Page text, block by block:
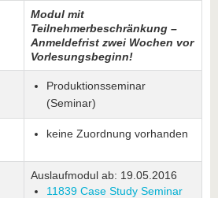
Modul mit
Teilnehmerbeschränkung –
Anmeldefrist zwei Wochen vor
Vorlesungsbeginn!
Produktionsseminar
(Seminar)
keine Zuordnung vorhanden
Auslaufmodul ab: 19.05.2016
11839 Case Study Seminar